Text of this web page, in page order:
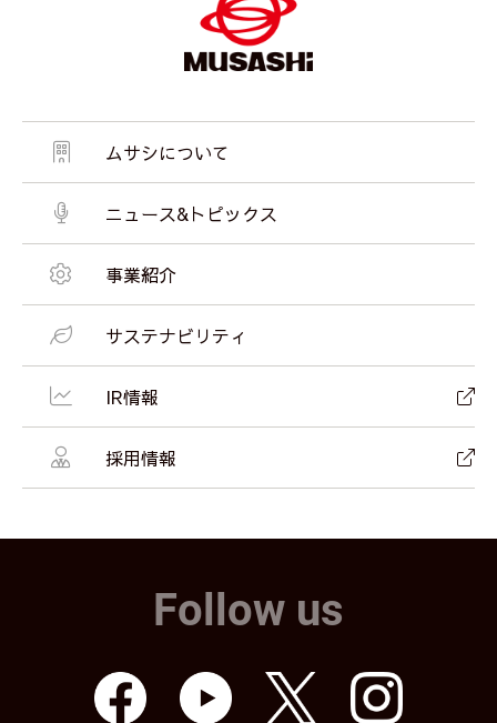
ムサシについて
ニュース&トピックス
事業紹介
サステナビリティ
IR情報
採用情報
Follow us